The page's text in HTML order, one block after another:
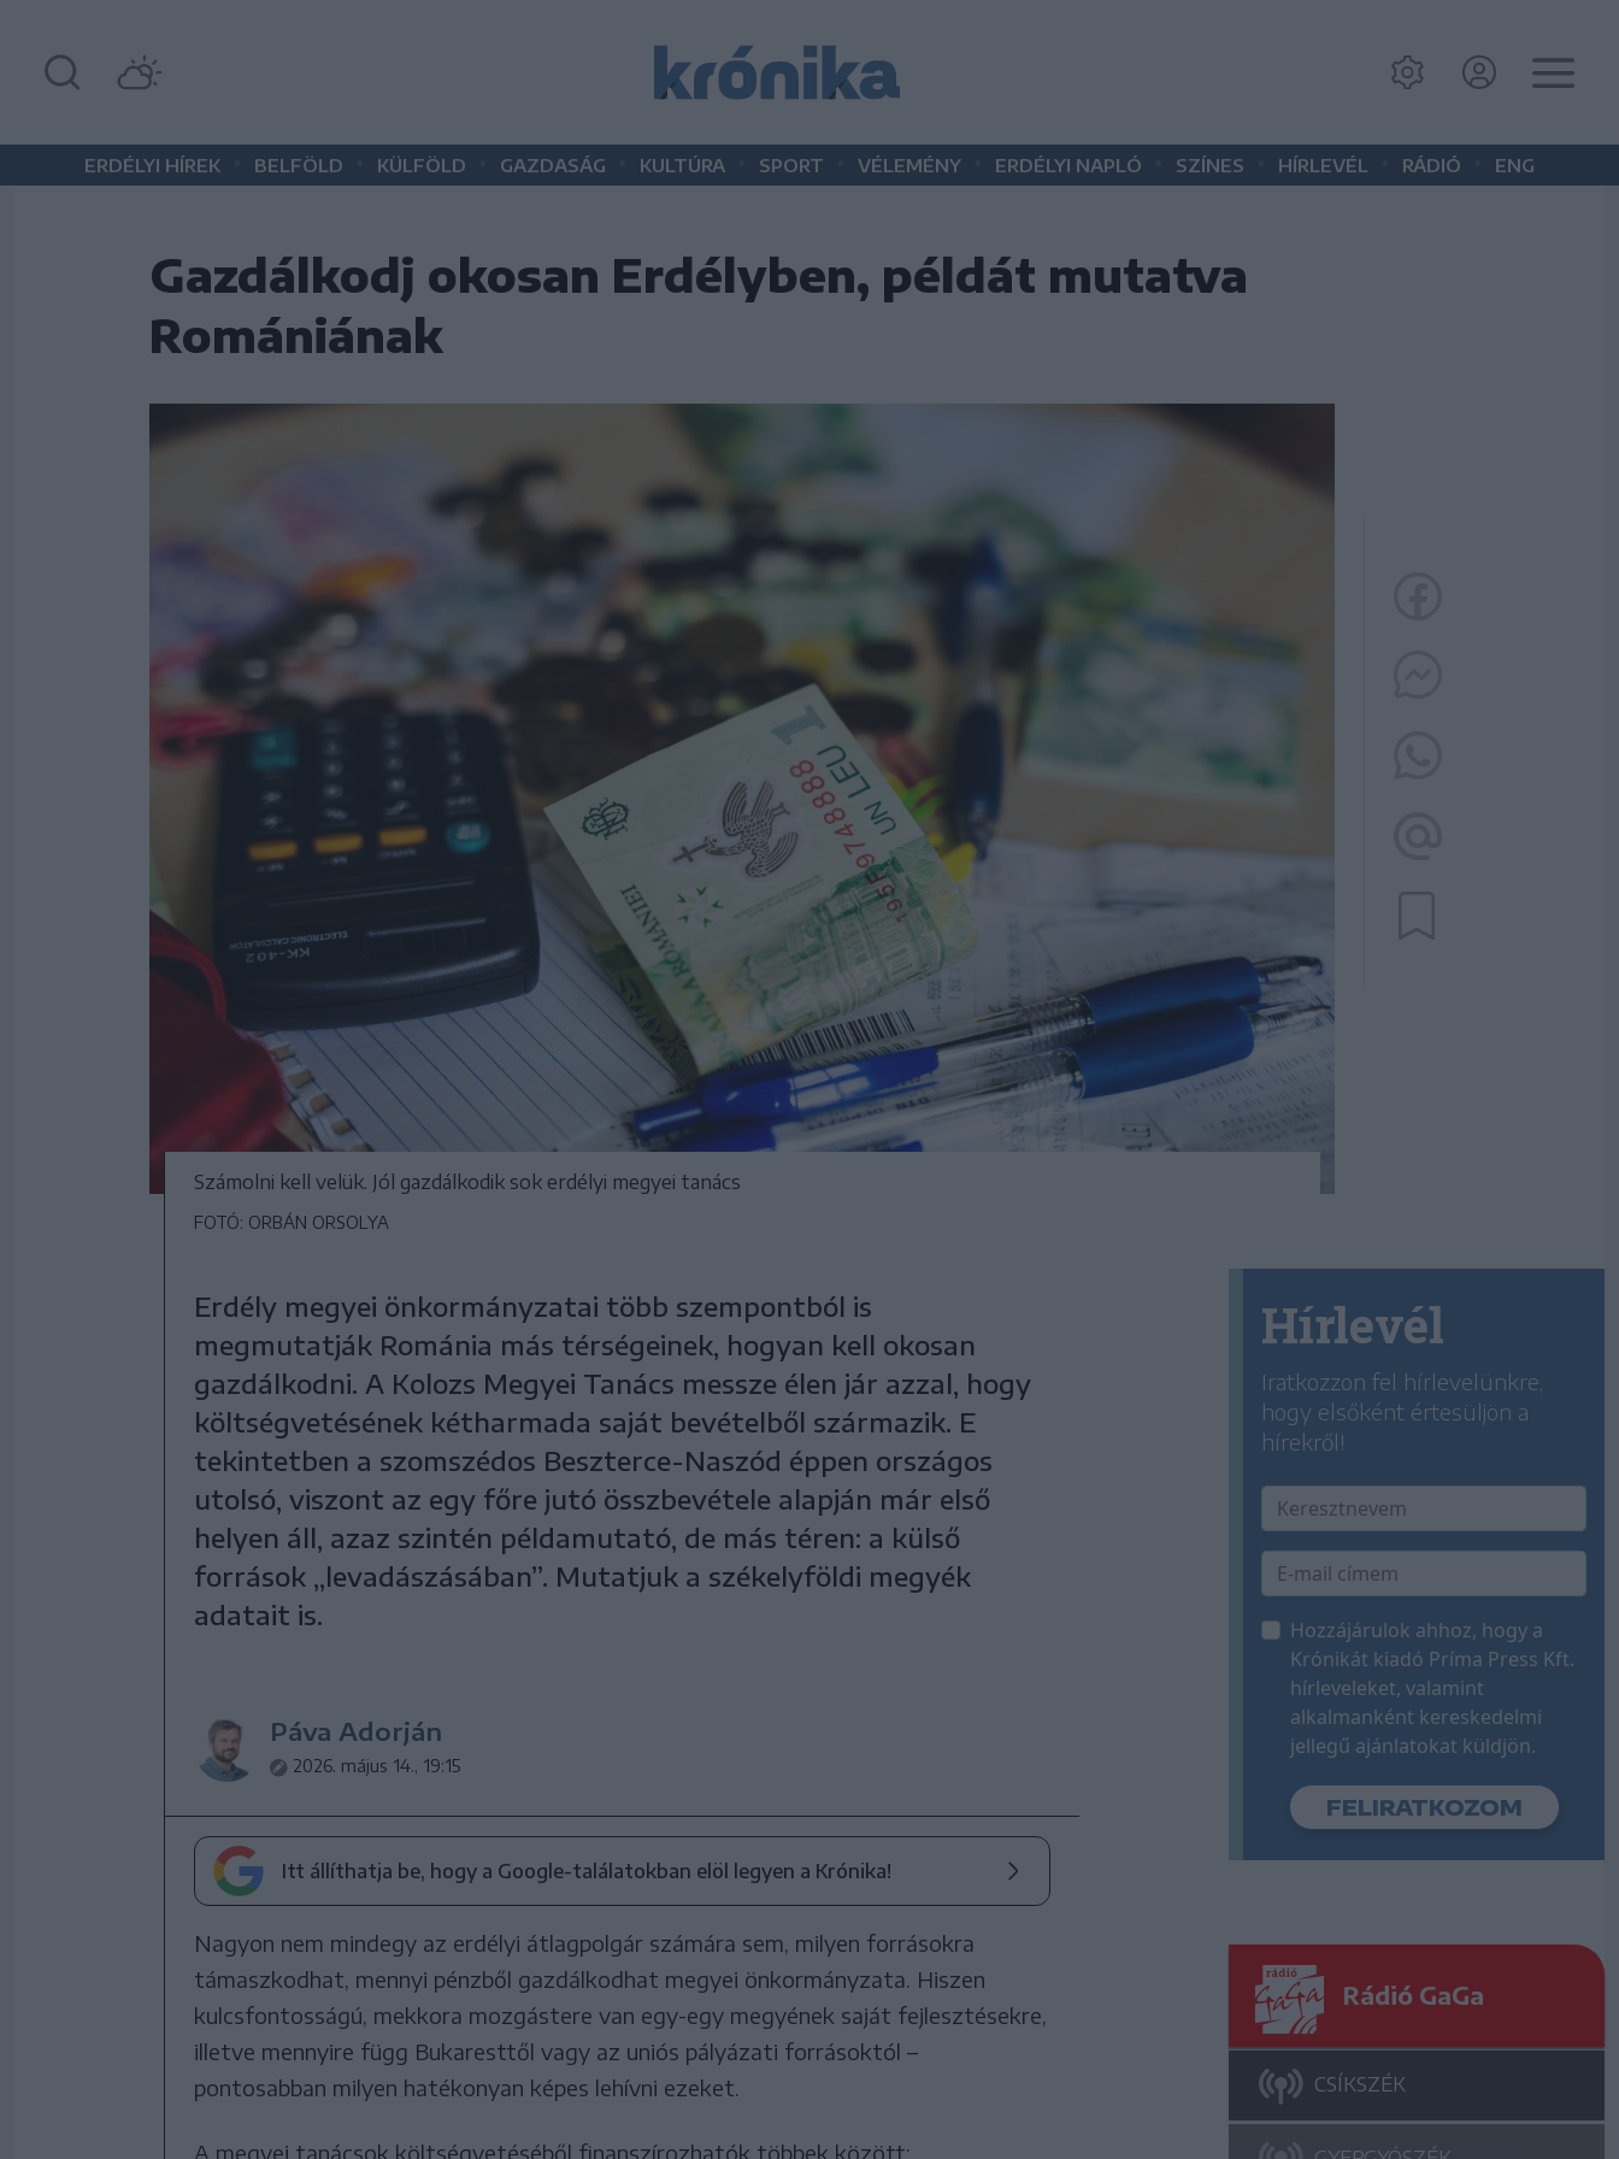
ERDÉLYI HÍREK BELFÖLD KÜLFÖLD GAZDASÁG KULTÚRA SPORT VÉLEMÉNY ERDÉLYI NAPLÓ SZÍNES HÍRLEVÉL RÁDIÓ ENG
Gazdálkodj okosan Erdélyben, példát mutatva
Romániának
Számolni kell velük. Jól gazdálkodik sok erdélyi megyei tanács
FOTÓ: ORBÁN ORSOLYA
Erdély megyei önkormányzatai több szempontból is
megmutatják Románia más térségeinek, hogyan kell okosan
gazdálkodni. A Kolozs Megyei Tanács messze élen jár azzal, hogy
költségvetésének kétharmada saját bevételből származik. E
tekintetben a szomszédos Beszterce-Naszód éppen országos
utolsó, viszont az egy főre jutó összbevétele alapján már első
helyen áll, azaz szintén példamutató, de más téren: a külső
források „levadászásában”. Mutatjuk a székelyföldi megyék
adatait is.
Páva Adorján
2026. május 14., 19:15
Itt állíthatja be, hogy a Google-találatokban elöl legyen a Krónika!
Nagyon nem mindegy az erdélyi átlagpolgár számára sem, milyen forrásokra
támaszkodhat, mennyi pénzből gazdálkodhat megyei önkormányzata. Hiszen
kulcsfontosságú, mekkora mozgástere van egy-egy megyének saját fejlesztésekre,
illetve mennyire függ Bukaresttől vagy az uniós pályázati forrásoktól –
pontosabban milyen hatékonyan képes lehívni ezeket.
A megyei tanácsok költségvetéséből finanszírozhatók többek között:
Hírlevél
Iratkozzon fel hírlevelünkre,
hogy elsőként értesüljön a
hírekről!
Hozzájárulok ahhoz, hogy a
Krónikát kiadó Príma Press Kft.
hírleveleket, valamint
alkalmanként kereskedelmi
jellegű ajánlatokat küldjön.
Rádió GaGa
CSÍKSZÉK